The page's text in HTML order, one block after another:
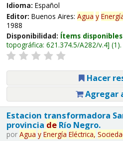
Idioma: Español
Editor: Buenos Aires: Agua y
1988
Disponibilidad: Ítems
topográfica: 621.374.5/A282/v.4 (1).
Hacer
Agregar
Estacion transformadora
provincia deRío Negro.
por Agua y Energía Eléctrica,